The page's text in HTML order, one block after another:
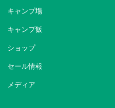
キャンプ場
キャンプ飯
ショップ
セール情報
メディア